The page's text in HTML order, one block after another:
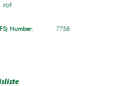
rot
Number: 7758